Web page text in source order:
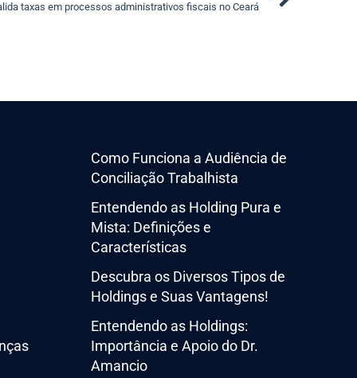
taxas em processos administrativos fiscais no Ceará
Como Funciona a Audiência de
Conciliação Trabalhista
Entendendo as Holding Pura e
Mista: Definições e
Características
Descubra os Diversos Tipos de
Holdings e Suas Vantagens!
Entendendo as Holdings:
Importância e Apoio do Dr.
Amancio